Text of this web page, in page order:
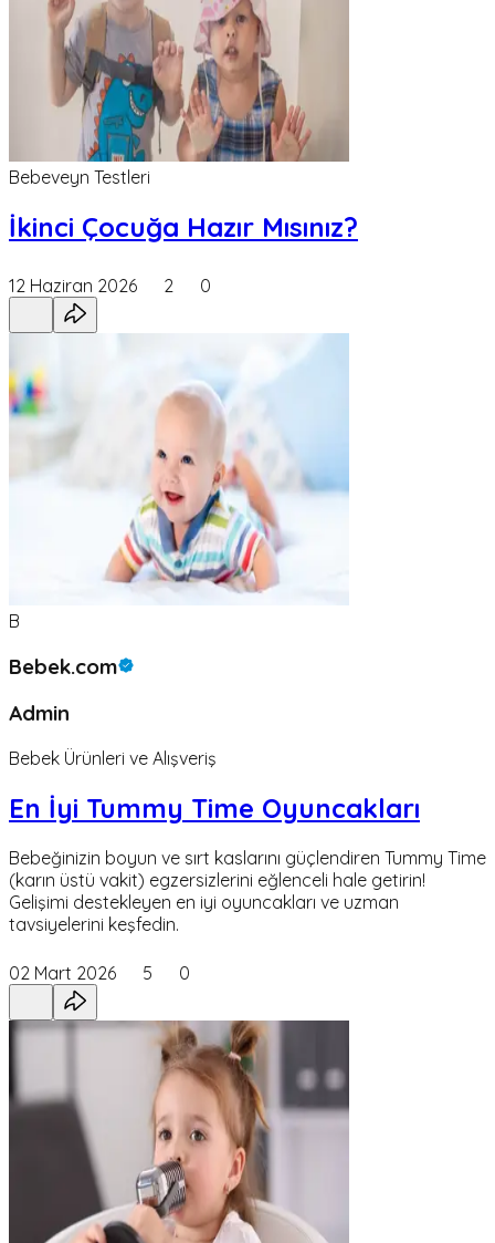
Bebeveyn Testleri
İkinci Çocuğa Hazır Mısınız?
12 Haziran 2026 2 0
B
Bebek.com
Admin
Bebek Ürünleri ve Alışveriş
En İyi Tummy Time Oyuncakları
Bebeğinizin boyun ve sırt kaslarını güçlendiren Tummy Time
(karın üstü vakit) egzersizlerini eğlenceli hale getirin!
Gelişimi destekleyen en iyi oyuncakları ve uzman
tavsiyelerini keşfedin.
02 Mart 2026 5 0